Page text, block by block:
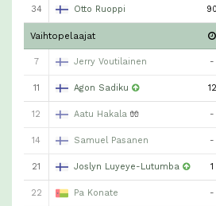
34 Otto Ruoppi 90
Vaihtopelaajat
7 Jerry Voutilainen -
11 Agon Sadiku 12
12 Aatu Hakala 🧤 -
14 Samuel Pasanen -
21 Joslyn Luyeye-Lutumba 1
22 Pa Konate -